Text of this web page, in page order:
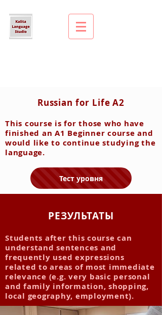
Russian for Life A2
This course is for those who have
finished an A1 Beginner course and
would like to continue studying the
language.
Тест уровня
РЕЗУЛЬТАТЫ
Students after this course can
understand sentences and
frequently used expressions
related to areas of most immediate
relevance (e.g. very basic personal
and family information, shopping,
local geography, employment).